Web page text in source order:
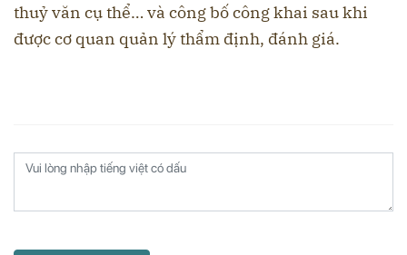
thuỷ văn cụ thể… và công bố công khai sau khi
được cơ quan quản lý thẩm định, đánh giá.